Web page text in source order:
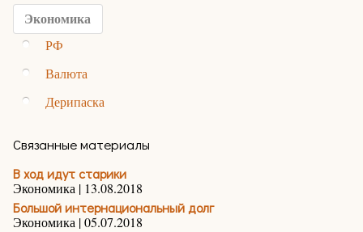
Экономика
РФ
Валюта
Дерипаска
Связанные материалы
В ход идут старики
Экономика | 13.08.2018
Большой интернациональный долг
Экономика | 05.07.2018